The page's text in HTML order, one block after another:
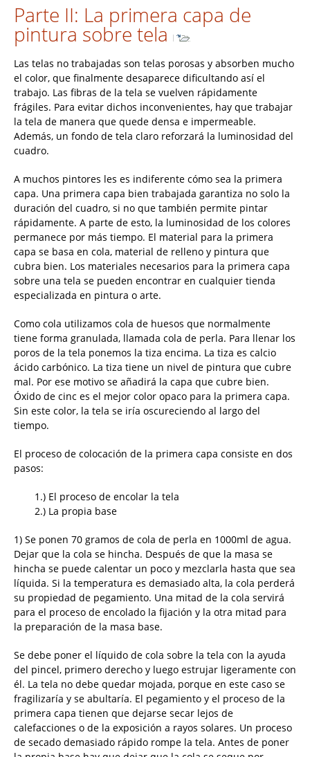
Parte II: La primera capa de
pintura sobre tela
Las telas no trabajadas son telas porosas y absorben mucho
el color, que finalmente desaparece dificultando así el
trabajo. Las fibras de la tela se vuelven rápidamente
frágiles. Para evitar dichos inconvenientes, hay que trabajar
la tela de manera que quede densa e impermeable.
Además, un fondo de tela claro reforzará la luminosidad del
cuadro.
A muchos pintores les es indiferente cómo sea la primera
capa. Una primera capa bien trabajada garantiza no solo la
duración del cuadro, si no que también permite pintar
rápidamente. A parte de esto, la luminosidad de los colores
permanece por más tiempo. El material para la primera
capa se basa en cola, material de relleno y pintura que
cubra bien. Los materiales necesarios para la primera capa
sobre una tela se pueden encontrar en cualquier tienda
especializada en pintura o arte.
Como cola utilizamos cola de huesos que normalmente
tiene forma granulada, llamada cola de perla. Para llenar los
poros de la tela ponemos la tiza encima. La tiza es calcio
ácido carbónico. La tiza tiene un nivel de pintura que cubre
mal. Por ese motivo se añadirá la capa que cubre bien.
Óxido de cinc es el mejor color opaco para la primera capa.
Sin este color, la tela se iría oscureciendo al largo del
tiempo.
El proceso de colocación de la primera capa consiste en dos
pasos:
1.) El proceso de encolar la tela
2.) La propia base
1) Se ponen 70 gramos de cola de perla en 1000ml de agua.
Dejar que la cola se hincha. Después de que la masa se
hincha se puede calentar un poco y mezclarla hasta que sea
líquida. Si la temperatura es demasiado alta, la cola perderá
su propiedad de pegamiento. Una mitad de la cola servirá
para el proceso de encolado la fijación y la otra mitad para
la preparación de la masa base.
Se debe poner el líquido de cola sobre la tela con la ayuda
del pincel, primero derecho y luego estrujar ligeramente con
él. La tela no debe quedar mojada, porque en este caso se
fragilizaría y se abultaría. El pegamiento y el proceso de la
primera capa tienen que dejarse secar lejos de
calefacciones o de la exposición a rayos solares. Un proceso
de secado demasiado rápido rompe la tela. Antes de poner